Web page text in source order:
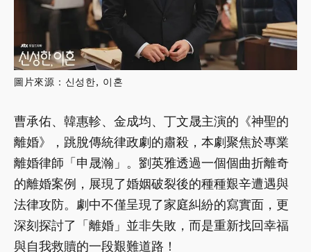
圖片來源：신성한, 이혼
曹承佑、韓惠軫、金成均、丁文晟主演的《神聖的
離婚》，跳脫傳統律政劇的肅殺，本劇聚焦於專業
離婚律師「申晟瀚」。劉英雅透過一個個曲折離奇
的離婚案例，展現了婚姻破裂後的種種艱辛遭遇與
法律攻防。劇中不僅呈現了家庭糾紛的寫實面，更
深刻探討了「離婚」並非失敗，而是重新找回幸福
與自我救贖的一段艱難道路！